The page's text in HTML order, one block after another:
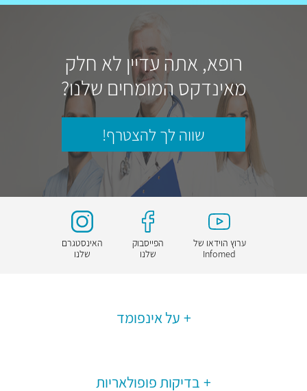
רופא, אתה עדיין לא חלק
מאינדקס המומחים שלנו?
שווה לך להצטרף!
ערוץ הוידאו של
Infomed
הפייסבוק
שלנו
האינסטגרם
שלנו
על אינפומד
בדיקות פופולאריות